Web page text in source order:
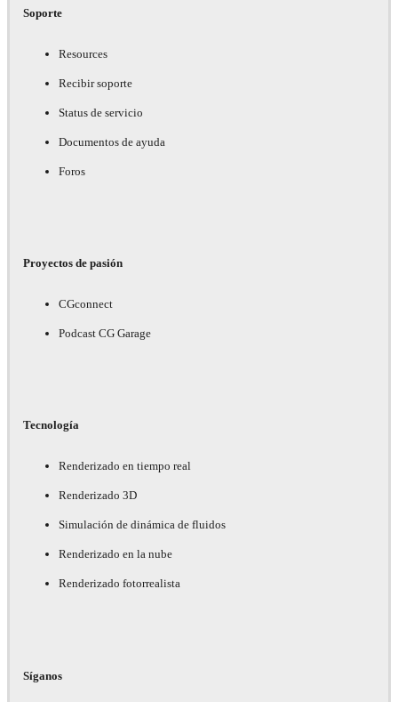
Soporte
Resources
Recibir soporte
Status de servicio
Documentos de ayuda
Foros
Proyectos de pasión
CGconnect
Podcast CG Garage
Tecnología
Renderizado en tiempo real
Renderizado 3D
Simulación de dinámica de fluidos
Renderizado en la nube
Renderizado fotorrealista
Síganos